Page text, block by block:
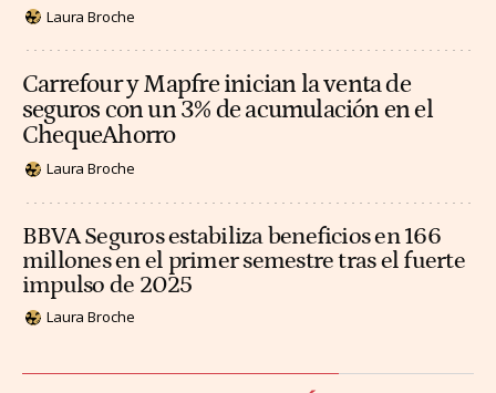
Laura Broche
Carrefour y Mapfre inician la venta de
seguros con un 3% de acumulación en el
ChequeAhorro
Laura Broche
BBVA Seguros estabiliza beneficios en 166
millones en el primer semestre tras el fuerte
impulso de 2025
Laura Broche